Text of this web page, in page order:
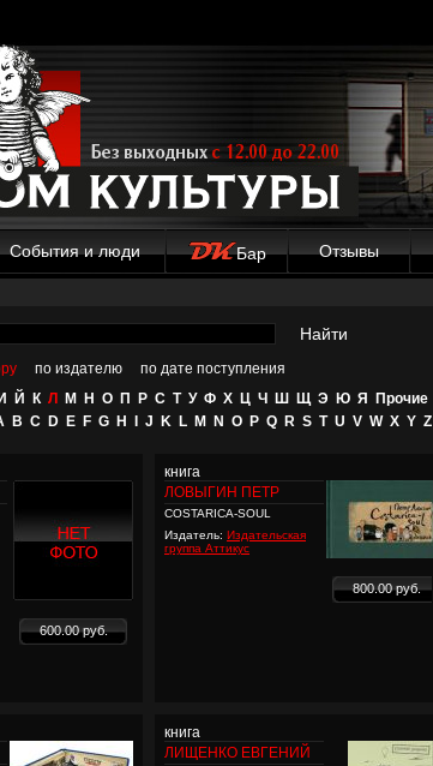
События и люди Бар Отзывы
Найти
по издателю
по дате поступления
И Й К Л М Н О П Р С Т У Ф Х Ц Ч Ш Щ Э Ю Я
Прочие
B C D E F G H J K L M N O P Q R S T U V W X Y Z
600.00 руб.
книга
ЛОВЫГИН ПЕТР
COSTARICA-SOUL
Издатель: Издательская
группа Аттикус
800.00 руб.
книга
ЛИЩЕНКО ЕВГЕНИЙ